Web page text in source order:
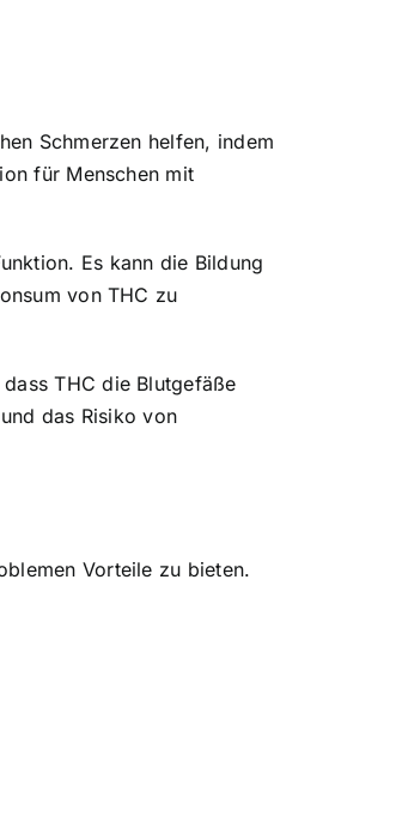
Schmerzen helfen, indem
für Menschen mit
Es kann die Bildung
von THC zu
THC die Blutgefäße
das Risiko von
Vorteile zu bieten.